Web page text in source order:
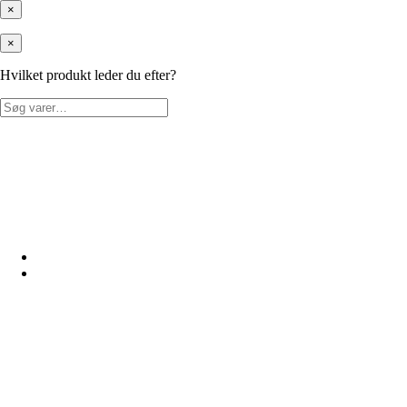
×
×
Hvilket produkt leder du efter?
Søg
efter: